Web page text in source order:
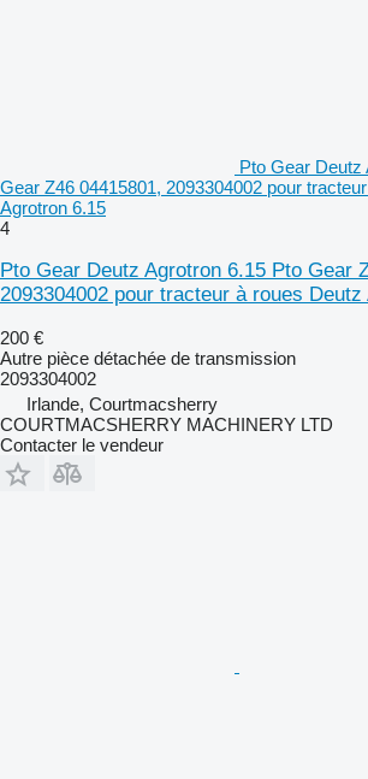
Pto Gear Deutz
Gear Z46 04415801, 2093304002 pour
Agrotron 6.15
4
Pto Gear Deutz Agrotron 6.15 Pto Gear
2093304002 pour tracteur à roues
200 €
Autre pièce détachée de transmission
2093304002
Irlande, Courtmacsherry
COURTMACSHERRY MACHINERY LTD
Contacter le vendeur